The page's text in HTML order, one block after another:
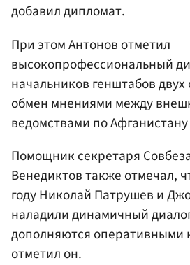
добавил дипломат.
При этом Антонов отметил
высокопрофессиональный
начальников генштабовдвух
обмен мнениями между
ведомствами по
Помощник секретаря
Венедиктов также отмечал,
году Николай Патрушев и
наладили динамичный
дополняются оперативными
отметил он.